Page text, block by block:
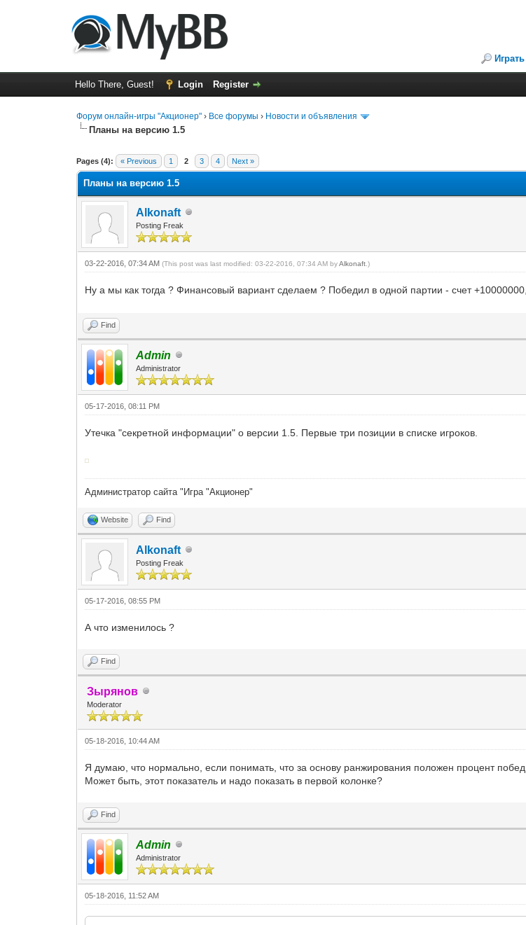
Hello There, Guest! Login Register
Форум онлайн-игры "Акционер" › Все форумы › Новости и объявления
Планы на версию 1.5
Pages (4): « Previous 1 2 3 4 Next »
0 Vote(s) - 0 Average
1
2
3
4
5
Планы на версию 1.5
Alkonaft
Posting Freak
03-22-2016, 07:34 AM(This post was last modified: 03-22-2016, 07:34 AM byAlkonaft .)
Ну а мы как тогда ? Финансовый вариант сделаем ? Победил в одной партии - счет
Find
Admin
Administrator
05-17-2016, 08:11 PM
Утечка "секретной информации" о версии 1.5. Первые три позиции в списке игроков.
Администратор сайта "Игра "Акционер"
Website Find
Alkonaft
Posting Freak
05-17-2016, 08:55 PM
А что изменилось ?
Find
Зырянов
Moderator
05-18-2016, 10:44 AM
Я думаю, что нормально, если понимать, что за основу ранжирования положен процент побед.
Может быть, этот показатель и надо показать в первой колонке?
Find
Admin
Administrator
05-18-2016, 11:52 AM